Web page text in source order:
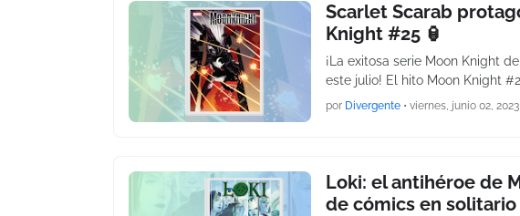
Scarlet Scarab
Knight #25 🏮
¡La exitosa serie Moon Knight
este julio! El hito Moon Knight
por Divergente • viernes, junio 02, 2023
Loki: el antihéroe de
de cómics en solitario